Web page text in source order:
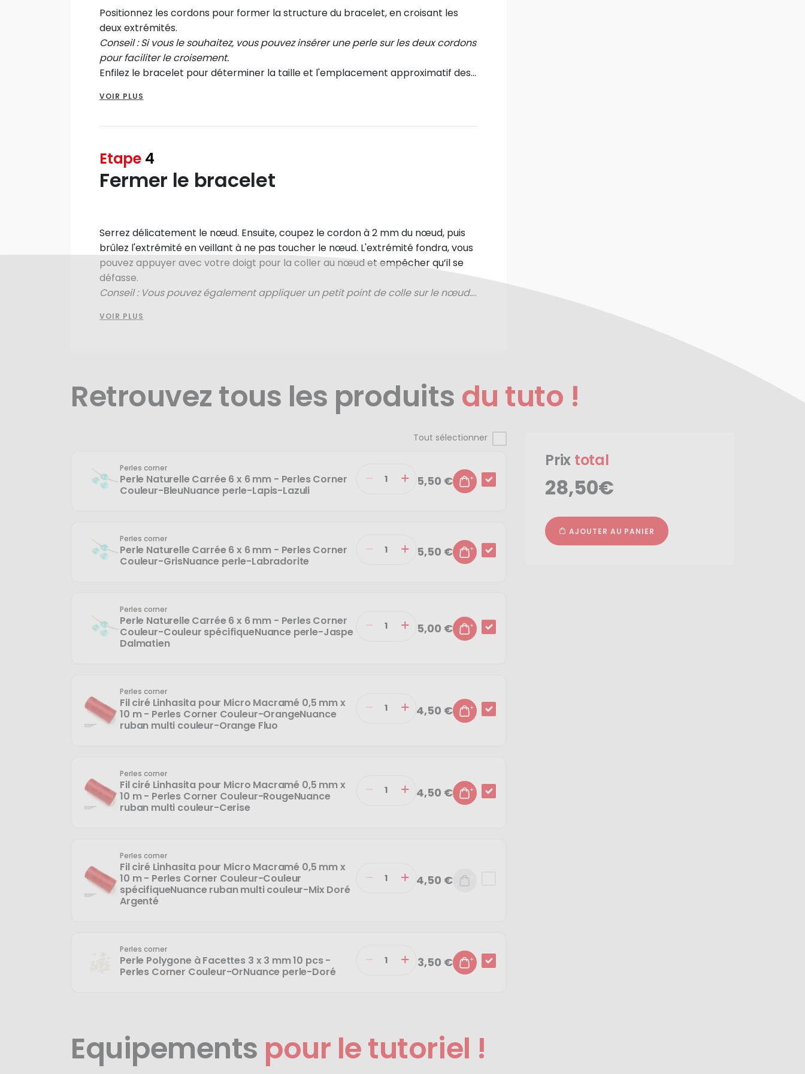
Positionnez les cordons pour former la structure du bracelet, en croisant les
deux extrémités.
Conseil : Si vous le souhaitez, vous pouvez insérer une perle sur les deux cordons
pour faciliter le croisement.
Enfilez le bracelet pour déterminer la taille et l'emplacement approximatif des
Faites passer le cordon de gauche sous le cordon de droite, puis ramenez le
peuvent être serrés, ils n'ont pas besoin d'être larges.
Passez le cordon par-dessous pour revenir dans la boucle du départ.
VOIR PLUS
Etape 4
Fermer le bracelet
Serrez délicatement le nœud. Ensuite, coupez le cordon à 2 mm du nœud, puis
brûlez l'extrémité en veillant à ne pas toucher le nœud. L'extrémité fondra, vous
pouvez appuyer avec votre doigt pour la coller au nœud et empêcher qu’il se
défasse.
Conseil : Vous pouvez également appliquer un petit point de colle sur le nœud.
en avant de la zone prédéfinie, car en le serrant, il se positionnera plus loin.
VOIR PLUS
Retrouvez tous les produits du tuto !
Tout sélectionner
Perles corner
Perle Naturelle Carrée 6 x 6 mm - Perles Corner
Couleur-BleuNuance perle-Lapis-Lazuli
5,50 €
Perles corner
Perle Naturelle Carrée 6 x 6 mm - Perles Corner
Couleur-GrisNuance perle-Labradorite
5,50 €
Perles corner
Perle Naturelle Carrée 6 x 6 mm - Perles Corner
Couleur-Couleur spécifiqueNuance perle-Jaspe
Dalmatien
5,00 €
Perles corner
Fil ciré Linhasita pour Micro Macramé 0,5 mm x
10 m - Perles Corner Couleur-OrangeNuance
ruban multi couleur-Orange Fluo
4,50 €
Perles corner
Fil ciré Linhasita pour Micro Macramé 0,5 mm x
10 m - Perles Corner Couleur-RougeNuance
ruban multi couleur-Cerise
4,50 €
Perles corner
Fil ciré Linhasita pour Micro Macramé 0,5 mm x
10 m - Perles Corner Couleur-Couleur
spécifiqueNuance ruban multi couleur-Mix Doré
Argenté
4,50 €
Perles corner
Perle Polygone à Facettes 3 x 3 mm 10 pcs -
Perles Corner Couleur-OrNuance perle-Doré
3,50 €
Prix total
28,50€
AJOUTER AU PANIER
Equipements pour le tutoriel !